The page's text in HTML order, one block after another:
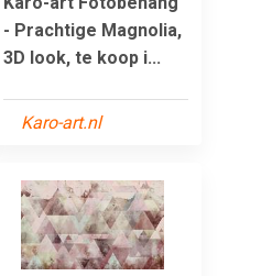
- Prachtige Magnolia,
3D look, te koop i...
Karo-art.nl